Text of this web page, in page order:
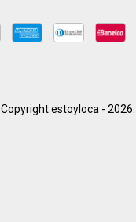
Copyright estoyloca -